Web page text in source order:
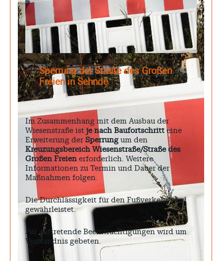
Sperrung der Straße des Großen
Freien in Sehnde
Im Zusammenhang mit dem Ausbau der
Wiesenstraße ist je nach Baufortschritt eine
Erweiterung der Sperrung um den
Kreuzungsbereich Wiesenstraße/Straße des
Großen Freien erforderlich. Weitere
Informationen zu Termin und Dauer der
Maßnahmen folgen.
Die Durchlässigkeit für den Fußverkehr wird
gewährleistet.
Für auftretende Beeinträchtigungen wird um
Verständnis gebeten.